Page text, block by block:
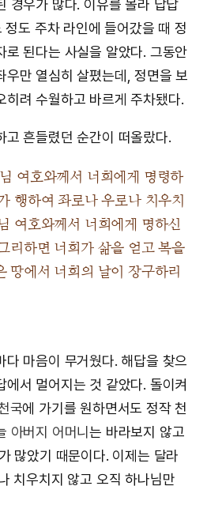
경우가 많다. 이유를 몰라 답답
도 주차 라인에 들어갔을 때 정
로 된다는 사실을 알았다. 그동안
우만 열심히 살폈는데, 정면을 보
히려 수월하고 바르게 주차됐다.
고 흔들렸던 순간이 떠올랐다.
여호와께서 너희에게 명령하
행하여 좌로나 우로나 치우치
여호와께서 너희에게 명하신
리하면 너희가 삶을 얻고 복을
땅에서 너희의 날이 장구하리
다 마음이 무거웠다. 해답을 찾으
에서 멀어지는 것 같았다. 돌이켜
국에 가기를 원하면서도 정작 천
아버지 어머니는 바라보지 않고
많았기 때문이다. 이제는 달라
치우치지 않고 오직 하나님만